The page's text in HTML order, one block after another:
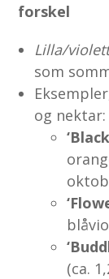
forskel
Lilla/
som
og nektar:
(ca.